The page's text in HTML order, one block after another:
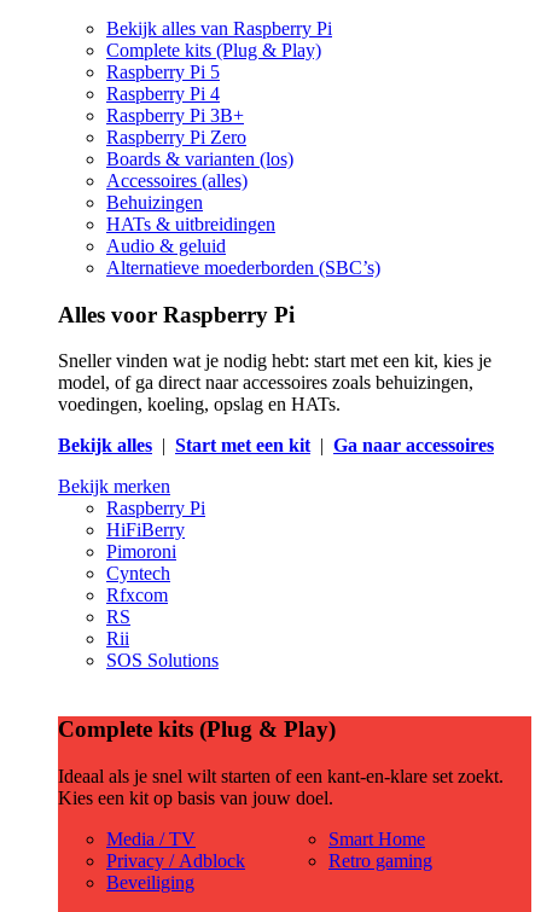
Bekijk alles van Raspberry Pi
Complete kits (Plug & Play)
Raspberry Pi 5
Raspberry Pi 4
Raspberry Pi 3B+
Raspberry Pi Zero
Boards & varianten (los)
Accessoires (alles)
Behuizingen
HATs & uitbreidingen
Audio & geluid
Alternatieve moederborden (SBC’s)
Alles voor Raspberry Pi
Sneller vinden wat je nodig hebt: start met een kit, kies je
model, of ga direct naar accessoires zoals behuizingen,
voedingen, koeling, opslag en HATs.
Bekijk alles | Start met een kit| Ga naar accessoires
Bekijk merken
Raspberry Pi
HiFiBerry
Pimoroni
Cyntech
Rfxcom
RS
Rii
SOS Solutions
Complete kits (Plug & Play)
Ideaal als je snel wilt starten of een kant-en-klare set zoekt.
Kies een kit op basis van jouw doel.
Media / TV
Privacy / Adblock
Beveiliging
Smart Home
Retro gaming